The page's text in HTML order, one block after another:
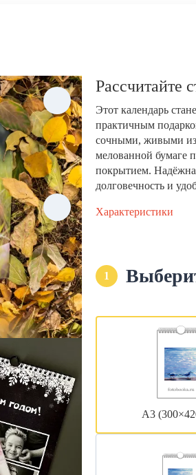
Рассчитайте
Этот календарь
практичным
сочными, живыми
мелованной бумаге
покрытием.
долговечность и
Характеристики
1
А3